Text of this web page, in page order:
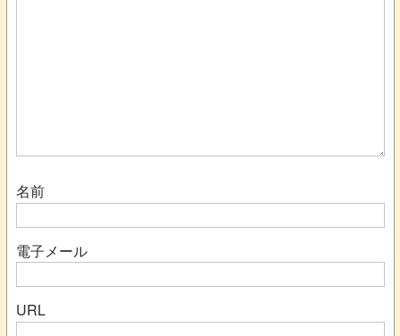
名前
電子メール
URL